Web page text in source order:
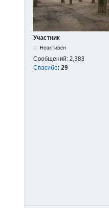
Участник
Неактивен
Сообщений: 2,383
Спасибо: 29